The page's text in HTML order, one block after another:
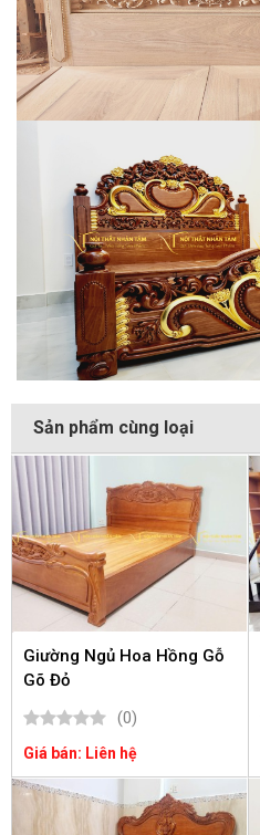
Sản phẩm cùng loại
Giường Ngủ Hoa Hồng Gỗ
Gõ Đỏ
(0)
Giá bán: Liên hệ